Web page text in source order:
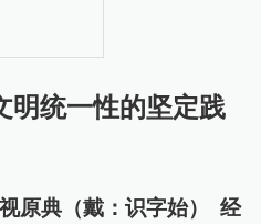
明统一性的坚定践
原典（戴：识字始）
经